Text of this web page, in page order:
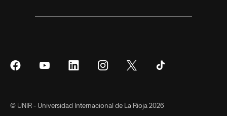
SíguenosSíguenos
SíguenosSíguenos
Síguenos
© UNIR - Universidad Internacional de La Rioja 2026